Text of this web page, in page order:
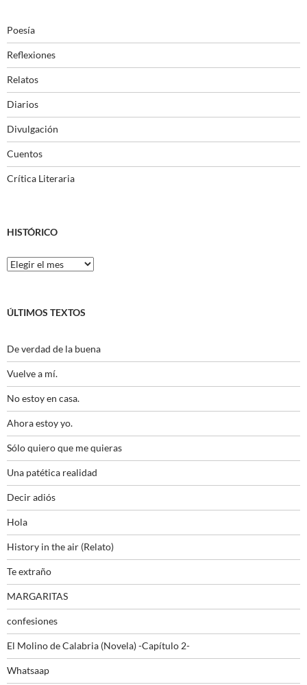
Poesía
Reflexiones
Relatos
Diarios
Divulgación
Cuentos
Crítica Literaria
HISTÓRICO
Histórico
ÚLTIMOS TEXTOS
De verdad de la buena
Vuelve a mí.
No estoy en casa.
Ahora estoy yo.
Sólo quiero que me quieras
Una patética realidad
Decir adiós
Hola
History in the air (Relato)
Te extraño
MARGARITAS
confesiones
El Molino de Calabria (Novela) -Capítulo 2-
Whatsaap